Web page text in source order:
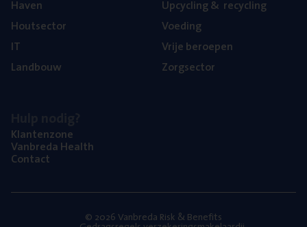
Haven
Hout­sec­tor
IT
Land­bouw
Upcy­cling& recycling
Voe­ding
Vrije beroe­pen
Zorg­sec­tor
Klan­ten­zo­ne
Van­b­re­da Health
Con­tact
© 2026 Vanbreda Risk & Benefits